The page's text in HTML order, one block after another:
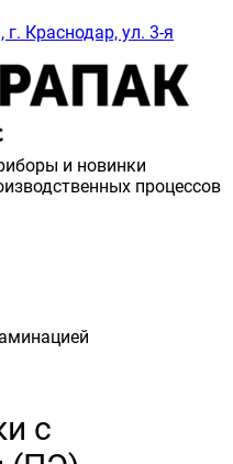
Краснодар, ул. 3-я
и новинки
процессов
с